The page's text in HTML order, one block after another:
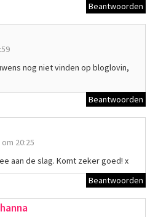
Beantwoorden
nog niet vinden op bloglovin,
Beantwoorden
20:25
aan de slag. Komt zeker goed! x
Beantwoorden